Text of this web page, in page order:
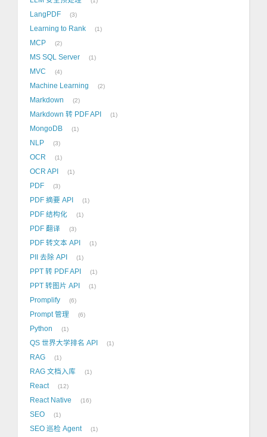
LangPDF 3
Learning to Rank 1
MCP 2
MS SQL Server 1
MVC 4
Machine Learning 2
Markdown 2
Markdown 转 PDF API 1
MongoDB 1
NLP 3
OCR 1
OCR API 1
PDF 3
PDF 摘要 API 1
PDF 结构化 1
PDF 翻译 3
PDF 转文本 API 1
PII 去除 API 1
PPT 转 PDF API 1
PPT 转图片 API 1
Promplify 6
Prompt 管理 6
Python 1
QS 世界大学排名 API 1
RAG 1
RAG 文档入库 1
React 12
React Native 16
SEO 1
SEO 巡检 Agent 1